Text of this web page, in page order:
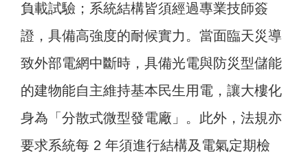
負載試驗；系統結構皆須經過專業技師簽
證，具備高強度的耐候實力。當面臨天災導
致外部電網中斷時，具備光電與防災型儲能
的建物能自主維持基本民生用電，讓大樓化
身為「分散式微型發電廠」。此外，法規亦
要求系統每 2 年須進行結構及電氣定期檢